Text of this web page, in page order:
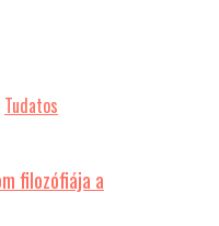
Tudatos
filozófiája a